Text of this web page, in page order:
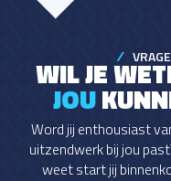
WIL JE
JOU
Word jij enthousiast
uitzendwerk bij jou
weet start jij